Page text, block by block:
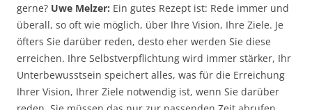
gerne? Uwe Melzer: Ein gutes Rezept ist: Rede immer und
überall, so oft wie möglich, über Ihre Vision, Ihre Ziele. Je
öfters Sie darüber reden, desto eher werden Sie diese
erreichen. Ihre Selbstverpflichtung wird immer stärker, Ihr
Unterbewusstsein speichert alles, was für die Erreichung
Ihrer Vision, Ihrer Ziele notwendig ist, wenn Sie darüber